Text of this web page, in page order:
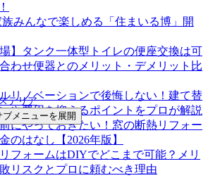
テリア
ブメニューを展開
みんなで楽しめる「住まいる博」開
】タンク一体型トイレの便座交換は可
わせ便器とのメリット・デメリット比
リノベーションで後悔しない！建て替
や費用を抑えるポイントをプロが解説
にやっておきたい！窓の断熱リフォー
のはなし【2026年版】
フォームはDIYでどこまで可能？メリ
リスクとプロに頼むべき理由